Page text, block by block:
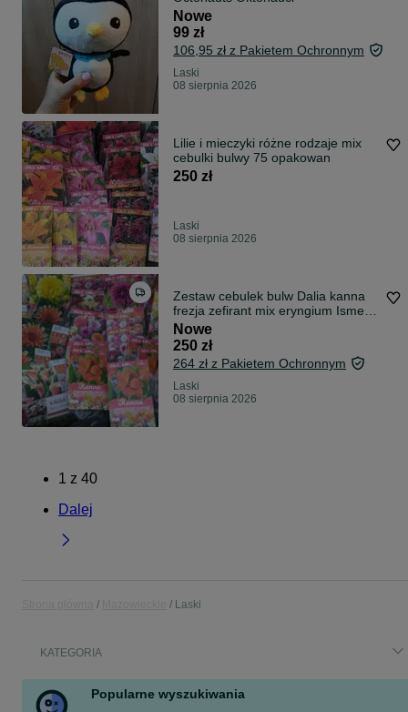
Nowe
99 zł
106,95 zł z Pakietem Ochronnym
Laski
08 sierpnia 2026
Lilie i mieczyki różne rodzaje mix
cebulki bulwy 75 opakowan
250 zł
Laski
08 sierpnia 2026
Zestaw cebulek bulw Dalia kanna
frezja zefirant mix eryngium Ismena
Nowe
250 zł
264 zł z Pakietem Ochronnym
Laski
08 sierpnia 2026
1 z 40
Dalej
Laski
KATEGORIA
Popularne wyszukiwania